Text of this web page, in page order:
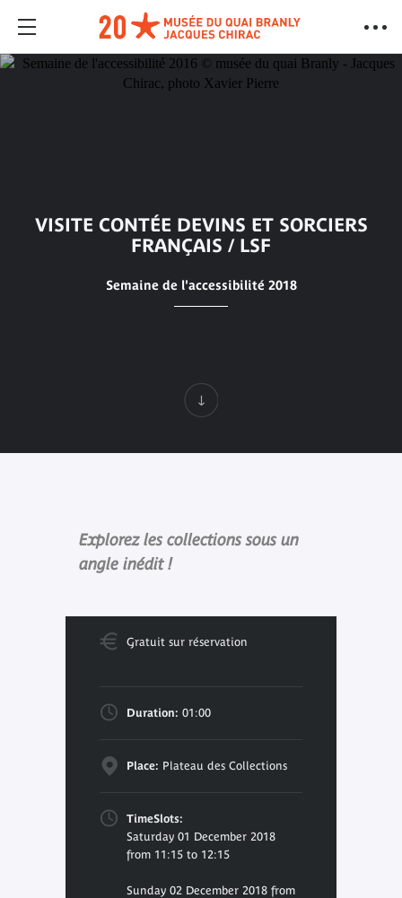
VISITE CONTÉE DEVINS ET SORCIERS
FRANÇAIS / LSF
Semaine de l'accessibilité 2018
Explorez les collections sous un
angle inédit !
Gratuit sur réservation
Duration: 01:00
Place: Plateau des Collections
TimeSlots:
Saturday 01 December 2018
from 11:15 to 12:15
Sunday 02 December 2018 from